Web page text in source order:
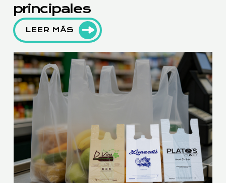
principales
LEER MÁS